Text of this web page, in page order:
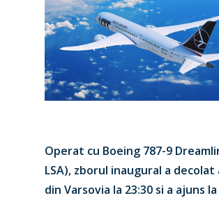
Operat cu Boeing 787-9
LSA), zborul inaugural a decolat
din Varsovia la 23:30 si a ajuns